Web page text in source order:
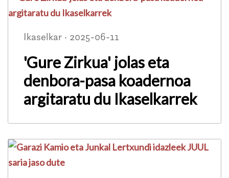
Ikaselkar · 2025-06-11
'Gure Zirkua' jolas eta
denbora-pasa koadernoa
argitaratu du Ikaselkarrek